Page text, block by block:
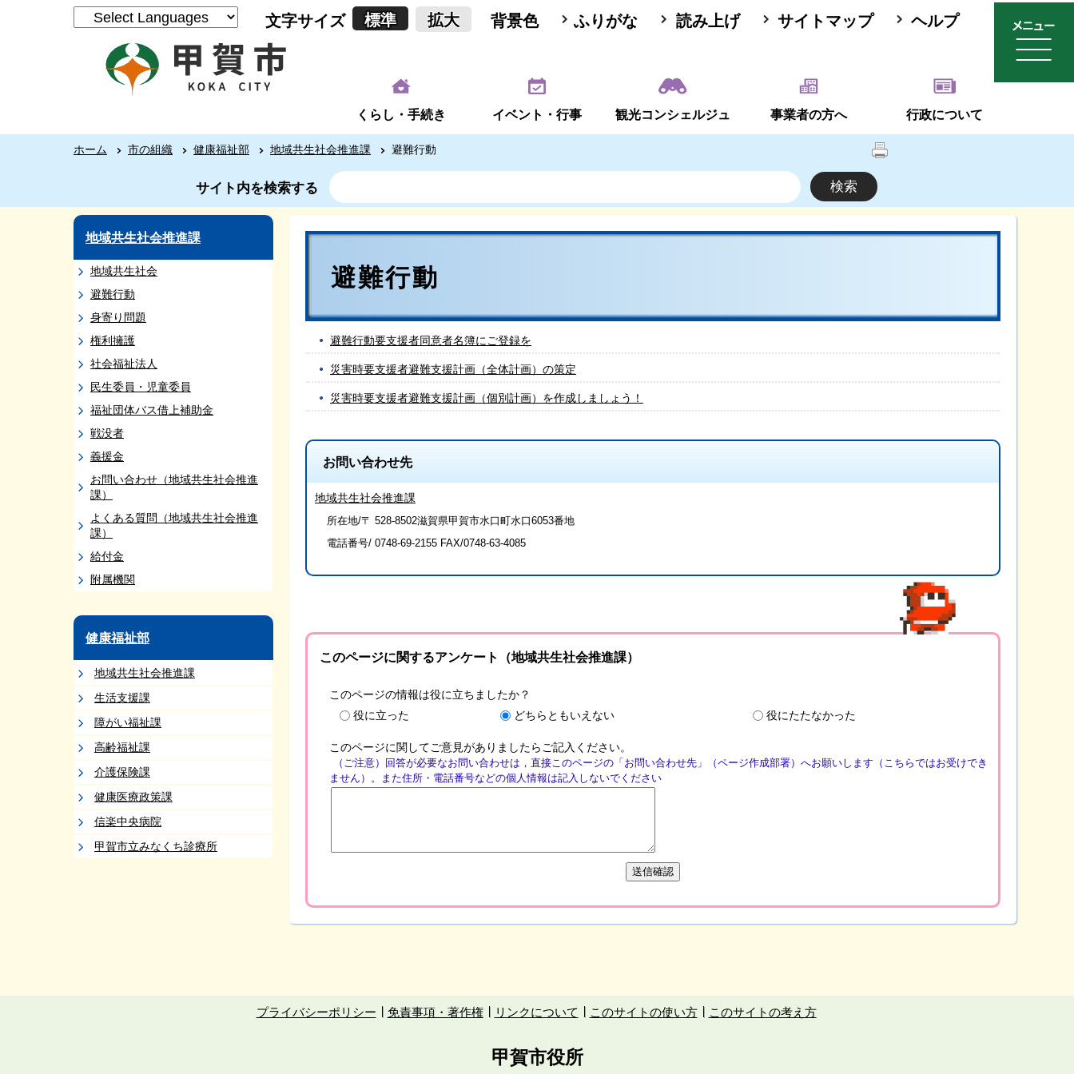
文字サイズ 標準 拡大 背景色 ふりがな 読み上げ サイトマップ ヘルプ
くらし・手続き イベント・行事 観光コンシェルジュ 事業者の方へ 行政について
ホーム 市の組織 健康福祉部 地域共生社会推進課 避難行動
サイト内を検索する
地域共生社会推進課
地域共生社会
避難行動
身寄り問題
権利擁護
社会福祉法人
民生委員・児童委員
福祉団体バス借上補助金
戦没者
義援金
お問い合わせ（地域共生社会推進
課）
よくある質問（地域共生社会推進
課）
給付金
附属機関
健康福祉部
地域共生社会推進課
生活支援課
障がい福祉課
高齢福祉課
介護保険課
健康医療政策課
信楽中央病院
甲賀市立みなくち診療所
避難行動
避難行動要支援者同意者名簿にご登録を
災害時要支援者避難支援計画（全体計画）の策定
災害時要支援者避難支援計画（個別計画）を作成しましょう！
お問い合わせ先
地域共生社会推進課
所在地/〒 528-8502滋賀県甲賀市水口町水口6053番地
電話番号/ 0748-69-2155 FAX/0748-63-4085
このページに関するアンケート（地域共生社会推進課）
このページの情報は役に立ちましたか？
役に立った
どちらともいえない 役にたたなかった
このページに関してご意見がありましたらご記入ください。
（ご注意）回答が必要なお問い合わせは，直接このページの「お問い合わせ先」（ページ作成部署）へお願いします（こちらではお受けでき
ません）。また住所・電話番号などの個人情報は記入しないでください
プライバシーポリシー 免責事項・著作権 リンクについて このサイトの使い方 このサイトの考え方
甲賀市役所